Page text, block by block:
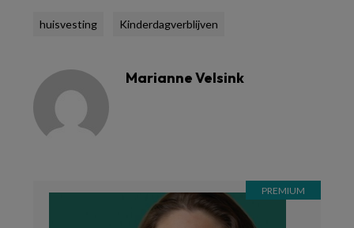
huisvesting Kinderdagverblijven
Marianne Velsink